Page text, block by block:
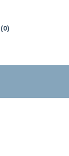
(0)